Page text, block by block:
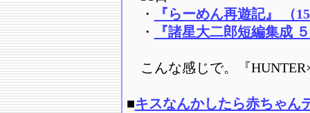
・
『らーめん再遊記』 （
・
『諸星大二郎短編集成
こんな感じで。『
■キスなんかしたら赤ちゃん